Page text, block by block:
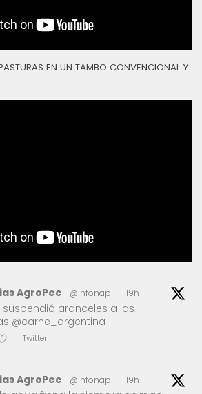
EN UN TAMBO CONVENCIONAL Y
AgroPec @infonap · 19h
suspendió aranceles a las
@carne_argentina
Twitter
AgroPec @infonap · 19h